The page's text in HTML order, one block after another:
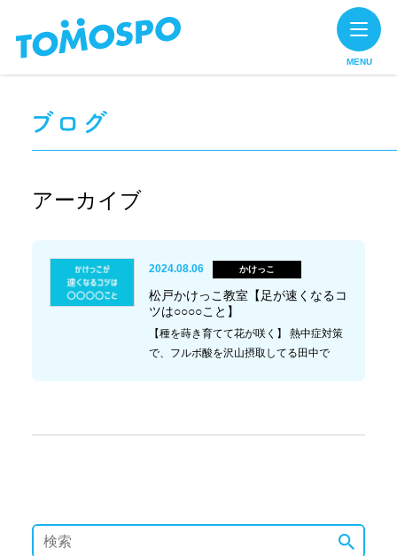
MENU
アーカイブ
2024.08.06 かけっこ
松戸かけっこ教室【足が速くなるコ
ツは○○○○こと】
【種を蒔き育てて花が咲く】 熱中症対策
で、フルボ酸を沢山摂取してる田中で